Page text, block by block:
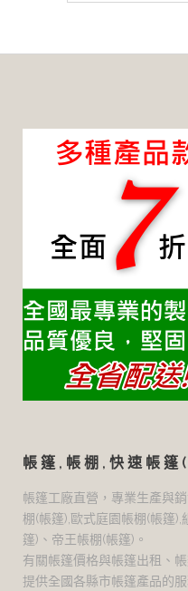
帳篷,帳棚,快速帳篷
帳篷工廠直營，專業生產與
棚(帳篷),歐式庭園帳棚(帳篷
篷)、帝王帳棚(帳篷)。
有關帳篷價格與帳篷出租、
提供全國各縣市帳篷產品的服